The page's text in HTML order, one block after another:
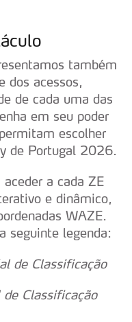
também
dos acessos,
de cada uma das
em seu poder
escolher
de Portugal 2026.
a cada ZE
e dinâmico,
WAZE.
seguinte legenda:
de Classificação
Classificação